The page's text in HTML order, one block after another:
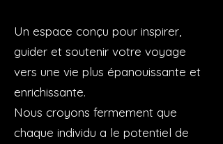
Un espace conçu pour inspirer,
guider et soutenir votre voyage
vers une vie plus épanouissante et
enrichissante.
Nous croyons fermement que
chaque individu a le potentiel de